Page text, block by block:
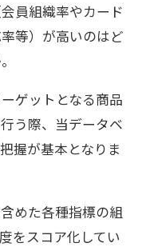
員組織率やカード
等）が高いのはど
ゲットとなる商品
う際、当データベ
握が基本となりま
めた各種指標の組
をスコア化してい